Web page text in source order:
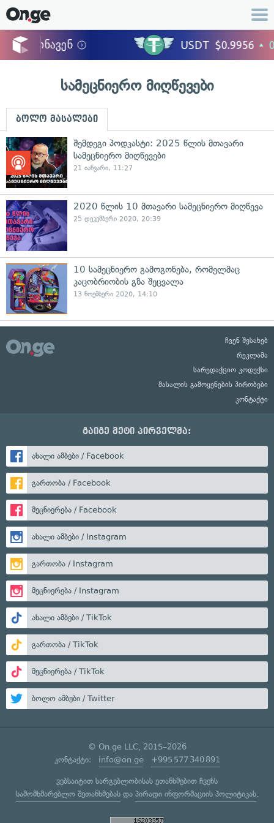
სამეცნიერო მიღწევები
ბოლო მასალები
შემდეგი პოდკასტი: 2025 წლის მთავარი
სამეცნიერო მიღწევები
21 იანვარი, 11:27
2020 წლის 10 მთავარი სამეცნიერო მიღწევა
25 დეკემბერი 2020, 20:39
10 სამეცნიერო გამოგონება, რომელმაც
კაცობრიობის გზა შეცვალა
13 ნოემბერი 2020, 14:10
ჩვენ შესახებ
რეკლამა
სარედაქციო კოდექსი
მასალის გამოყენების პირობები
კონტაქტი
გაიგე მეტი პირველმა:
ახალი ამბები / Facebook
გართობა / Facebook
მეცნიერება / Facebook
ახალი ამბები / Instagram
გართობა / Instagram
მეცნიერება / Instagram
ახალი ამბები / TikTok
გართობა / TikTok
მეცნიერება / TikTok
ბოლო ამბები / Twitter
© On.ge LLC, 2015–2026
კონტაქტი: info@on.ge +995 577 340 891
ვებსაიტით სარგებლობისას ეთანხმებით ჩვენს
სამომხმარებლო შეთანხმებასდა პირადი ინფორმაციის პოლიტიკას.